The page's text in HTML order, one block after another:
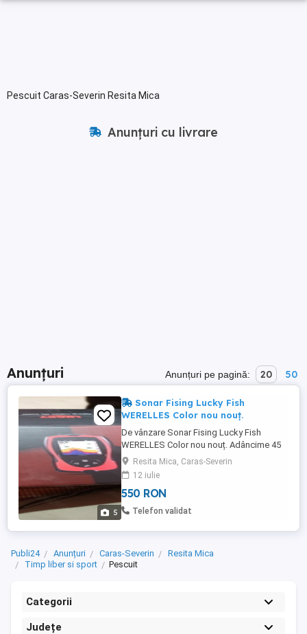
Pescuit Caras-Severin Resita Mica
Anunțuri cu livrare
Anunțuri Anunțuri pe pagină: 20 50
5
Sonar Fising Lucky Fish
WERELLES Color nou nouț.
De vânzare Sonar Fising Lucky Fish
WERELLES Color nou nouț. Adâncime 45
m. Lungime 150 m WERELLES.
Resita Mica, Caras-Severin
12 iulie
550 RON
Telefon validat
Publi24 Anunțuri Caras-Severin
Resita Mica
Timp liber si sport
Pescuit
Categorii
Județe